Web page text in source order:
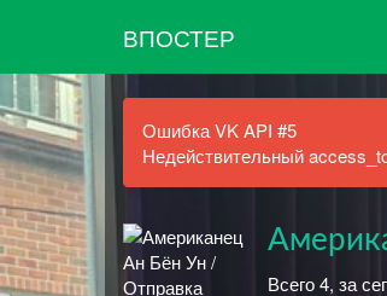
ВПОСТЕР
Ошибка VK API #5
Недействительный
Всего 4, за